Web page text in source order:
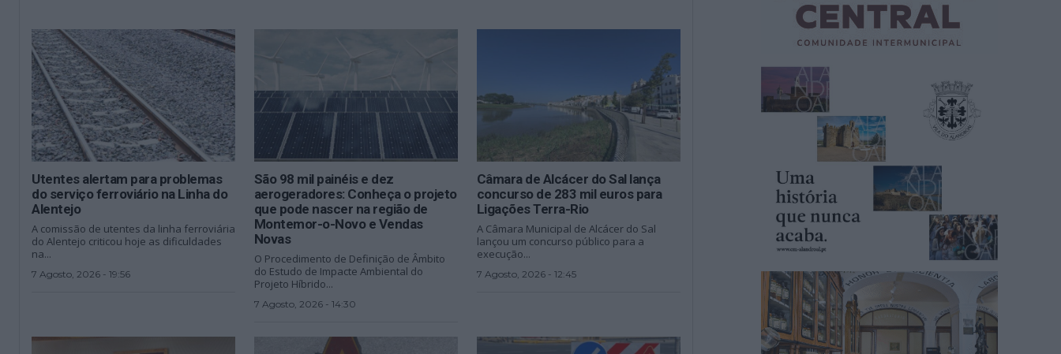
Utentes alertam para problemas
do serviço ferroviário na Linha do
Alentejo
A comissão de utentes da linha ferroviária
do Alentejo criticou hoje as dificuldades
na...
7 Agosto, 2026 - 19:56
São 98 mil painéis e dez
aerogeradores: Conheça o projeto
que pode nascer na região de
Montemor-o-Novo e Vendas
Novas
O Procedimento de Definição de Âmbito
do Estudo de Impacte Ambiental do
Projeto Híbrido...
7 Agosto, 2026 - 14:30
Câmara de Alcácer do Sal lança
concurso de 283 mil euros para
Ligações Terra-Rio
A Câmara Municipal de Alcácer do Sal
lançou um concurso público para a
execução...
7 Agosto, 2026 - 12:45